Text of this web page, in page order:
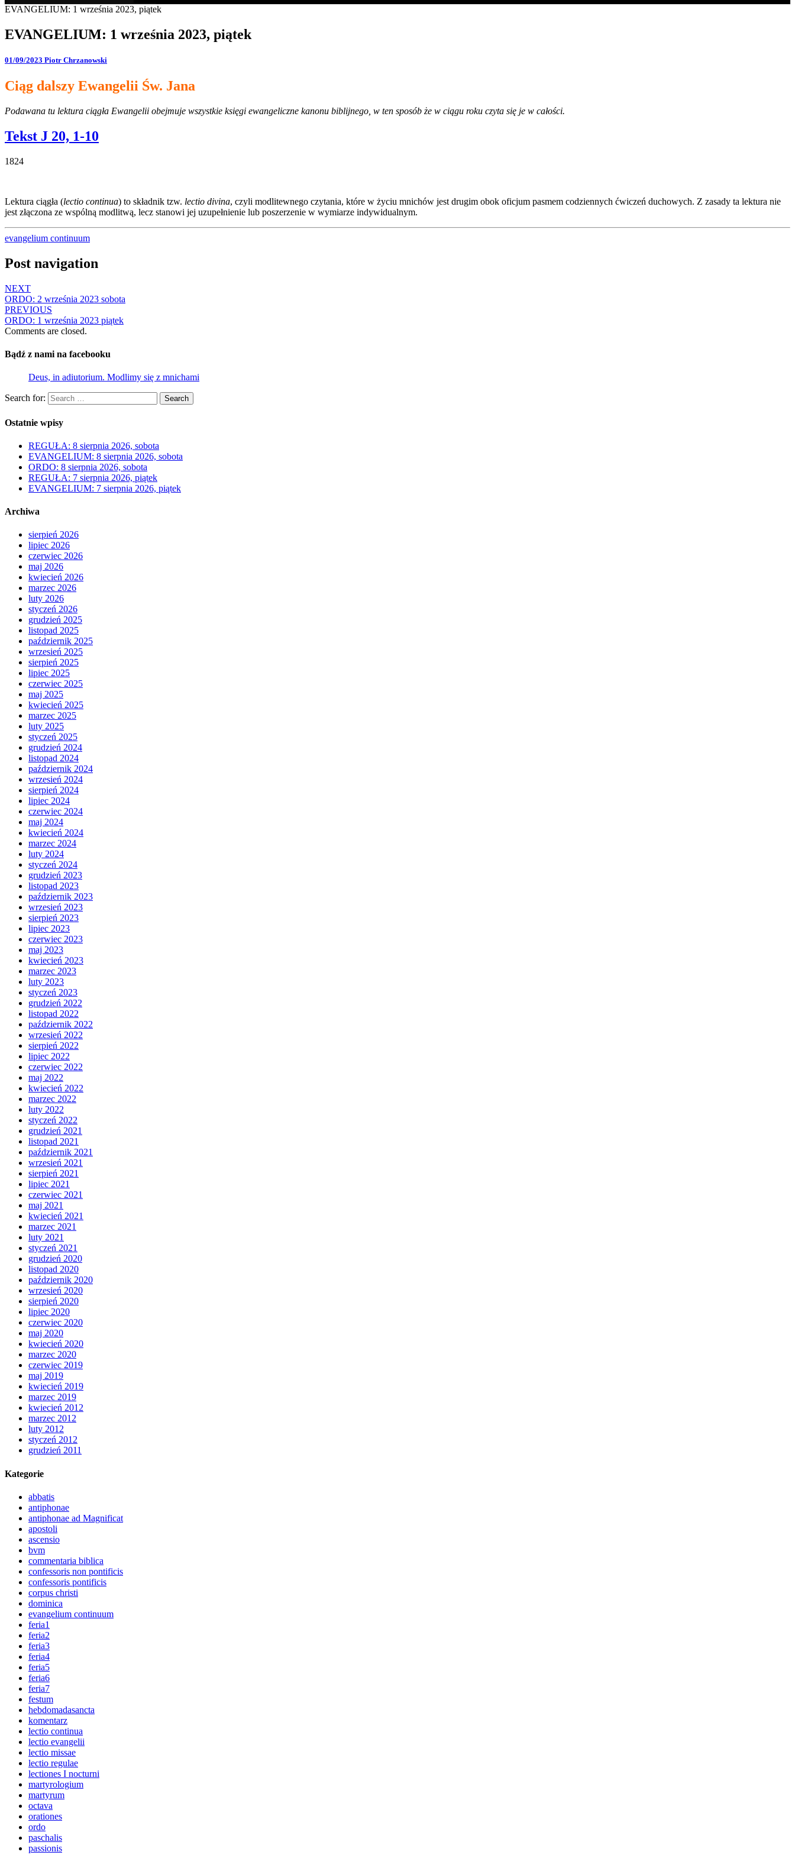
EVANGELIUM: 1 września 2023, piątek
EVANGELIUM: 1 września 2023, piątek
01/09/2023 Piotr Chrzanowski
Ciąg dalszy Ewangelii Św. Jana
Podawana tu lektura ciągła Ewangelii obejmuje wszystkie księgi ewangeliczne kanonu biblijnego, w ten sposób że w ciągu roku czyta się je w całości.
Tekst J 20, 1-10
1824
Lektura ciągła (lectio continua) to składnik tzw. lectio divina, czyli modlitewnego czytania, które w życiu mnichów jest drugim obok oficjum pasmem codziennych ćwiczeń duchowych. Z zasady ta lektura nie
jest złączona ze wspólną modlitwą, lecz stanowi jej uzupełnienie lub poszerzenie w wymiarze indywidualnym.
evangelium continuum
Post navigation
NEXT
ORDO: 2 września 2023 sobota
PREVIOUS
ORDO: 1 września 2023 piątek
Comments are closed.
Bądź z nami na facebooku
Deus, in adiutorium. Modlimy się z mnichami
Search for: Search
Ostatnie wpisy
REGUŁA: 8 sierpnia 2026, sobota
EVANGELIUM: 8 sierpnia 2026, sobota
ORDO: 8 sierpnia 2026, sobota
REGUŁA: 7 sierpnia 2026, piątek
EVANGELIUM: 7 sierpnia 2026, piątek
Archiwa
sierpień 2026
lipiec 2026
czerwiec 2026
maj 2026
kwiecień 2026
marzec 2026
luty 2026
styczeń 2026
grudzień 2025
listopad 2025
październik 2025
wrzesień 2025
sierpień 2025
lipiec 2025
czerwiec 2025
maj 2025
kwiecień 2025
marzec 2025
luty 2025
styczeń 2025
grudzień 2024
listopad 2024
październik 2024
wrzesień 2024
sierpień 2024
lipiec 2024
czerwiec 2024
maj 2024
kwiecień 2024
marzec 2024
luty 2024
styczeń 2024
grudzień 2023
listopad 2023
październik 2023
wrzesień 2023
sierpień 2023
lipiec 2023
czerwiec 2023
maj 2023
kwiecień 2023
marzec 2023
luty 2023
styczeń 2023
grudzień 2022
listopad 2022
październik 2022
wrzesień 2022
sierpień 2022
lipiec 2022
czerwiec 2022
maj 2022
kwiecień 2022
marzec 2022
luty 2022
styczeń 2022
grudzień 2021
listopad 2021
październik 2021
wrzesień 2021
sierpień 2021
lipiec 2021
czerwiec 2021
maj 2021
kwiecień 2021
marzec 2021
luty 2021
styczeń 2021
grudzień 2020
listopad 2020
październik 2020
wrzesień 2020
sierpień 2020
lipiec 2020
czerwiec 2020
maj 2020
kwiecień 2020
marzec 2020
czerwiec 2019
maj 2019
kwiecień 2019
marzec 2019
kwiecień 2012
marzec 2012
luty 2012
styczeń 2012
grudzień 2011
Kategorie
abbatis
antiphonae
antiphonae ad Magnificat
apostoli
ascensio
bvm
commentaria biblica
confessoris non pontificis
confessoris pontificis
corpus christi
dominica
evangelium continuum
feria1
feria2
feria3
feria4
feria5
feria6
feria7
festum
hebdomadasancta
komentarz
lectio continua
lectio evangelii
lectio missae
lectio regulae
lectiones I nocturni
martyrologium
martyrum
octava
orationes
ordo
paschalis
passionis